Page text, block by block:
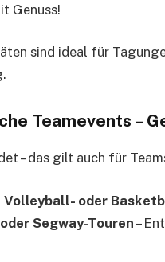
Genuss!
sind ideal für
Teamevents –
– das gilt auch für
Volleyball- oder
Segway-Touren–